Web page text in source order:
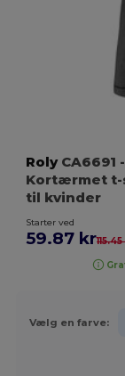
RolyCA6691
Kortærmet
til kvinder
Starter ved
59.87 kr
Vælg en farve: